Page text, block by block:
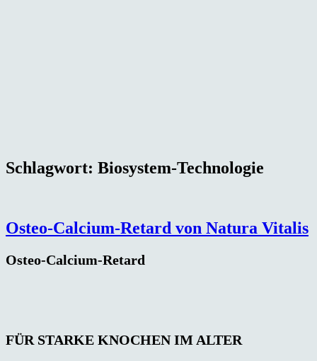
Schlagwort: Biosystem-Technologie
Osteo-Calcium-Retard von Natura Vitalis
Osteo-Calcium-Retard
FÜR STARKE KNOCHEN IM ALTER